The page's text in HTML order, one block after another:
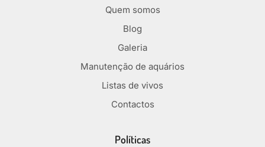
Quem somos
Blog
Galeria
Manutenção de aquários
Listas de vivos
Contactos
Políticas